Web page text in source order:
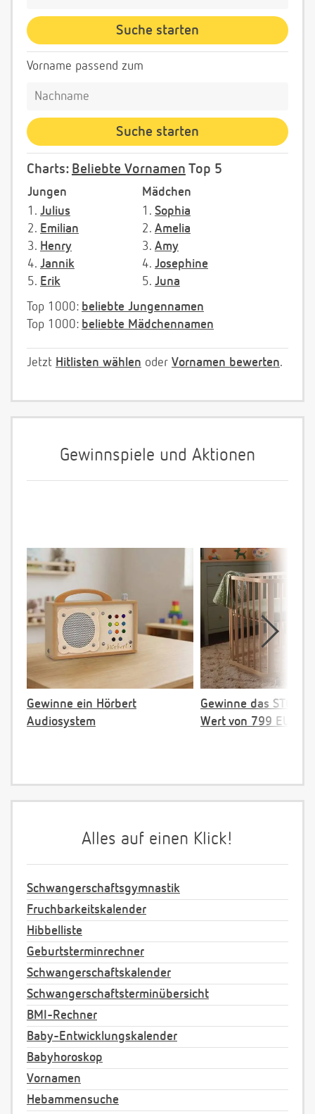
Vorname passend zum
Charts: Beliebte Vornamen Top 5
Jungen
Mädchen
1. Julius
2. Emilian
3. Henry
4. Jannik
5. Erik
1. Sophia
2. Amelia
3. Amy
4. Josephine
5. Juna
Top 1000: beliebte Jungennamen
Top 1000: beliebte Mädchennamen
Jetzt Hitlisten wählen oder Vornamen bewerten.
Gewinnspiele und Aktionen
Gewinne ein Hörbert
Audiosystem
Gewinne das
Wert von 799 EUR
Alles auf einen Klick!
Schwangerschaftsgymnastik
Fruchbarkeitskalender
Hibbelliste
Geburtsterminrechner
Schwangerschaftskalender
Schwangerschaftsterminübersicht
BMI-Rechner
Baby-Entwicklungskalender
Babyhoroskop
Vornamen
Hebammensuche